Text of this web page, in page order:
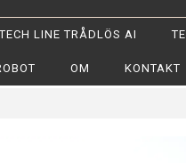
LINE TRÅDLÖS AI
OM KONTAKT